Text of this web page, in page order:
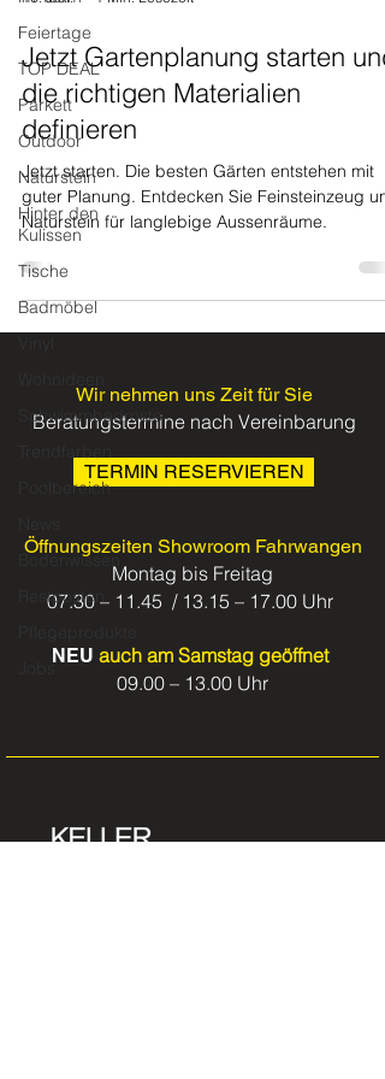
Feiertage
TOP DEAL
Parkett
Outdoor
Naturstein
Hinter den
Kulissen
Tische
Badmöbel
Schwimmbadroste
Poolbereich
Bodenwissen
Restposten
Jobs
Jetzt Gartenplanung starten und
die richtigen Materialien
definieren
Jetzt starten. Die besten Gärten entstehen mit
guter Planung. Entdecken Sie Feinsteinzeug
Naturstein für langlebige Aussenräume.
Wir nehmen uns Zeit für Sie
Beratungstermine nach Vereinbarung
TERMIN RESERVIEREN
Öffnungszeiten Showroom Fahrwangen
Montag bis Freitag
07.30 – 11.45 / 13.15 – 17.00 Uhr
NEU auch am Samstag geöffnet
09.00 – 13.00 Uhr